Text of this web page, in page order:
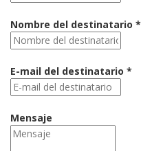
Nombre del destinatario *
E-mail del destinatario *
Mensaje